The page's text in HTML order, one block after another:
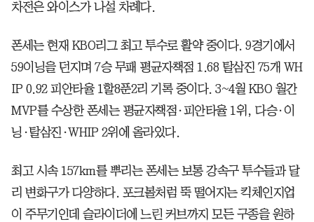
차전은 와이스가 나설 차례다.
폰세는 현재 KBO리그 최고 투수로 활약 중이다. 9경기에서
59이닝을 던지며 7승 무패 평균자책점 1.68 탈삼진 75개 WH
IP 0.92 피안타율 1할8푼2리 기록 중이다. 3~4월 KBO 월간
MVP를 수상한 폰세는 평균자책점·피안타율 1위, 다승·이
닝·탈삼진·WHIP 2위에 올라있다.
최고 시속 157km를 뿌리는 폰세는 보통 강속구 투수들과 달
리 변화구가 다양하다. 포크볼처럼 뚝 떨어지는 킥체인지업
이 주무기인데 슬라이더에 느린 커브까지 모든 구종을 원하